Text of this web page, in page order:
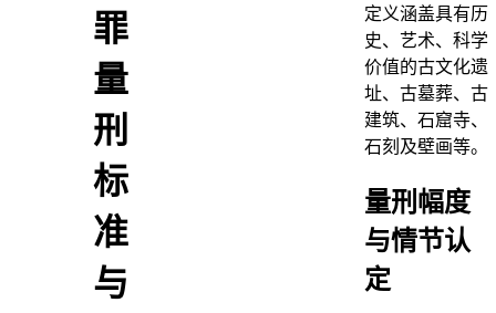
罪
量
刑
标
准
与
定义涵盖具有历
史、艺术、科学
价值的古文化遗
址、古墓葬、古
建筑、石窟寺、
石刻及壁画等。
量刑幅度
与情节认
定